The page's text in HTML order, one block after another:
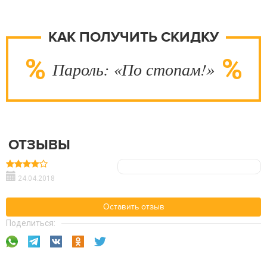
КАК ПОЛУЧИТЬ СКИДКУ
Пароль: «По стопам!»
ОТЗЫВЫ
24.04.2018
Оставить отзыв
Поделиться: